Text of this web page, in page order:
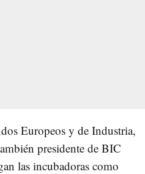
Europeos y de Industria,
presidente de BIC
las incubadoras como